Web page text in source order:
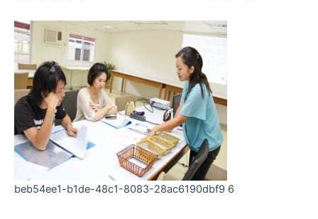
beb54ee1-b1de-48c1-8083-28ac6190dbf9 6